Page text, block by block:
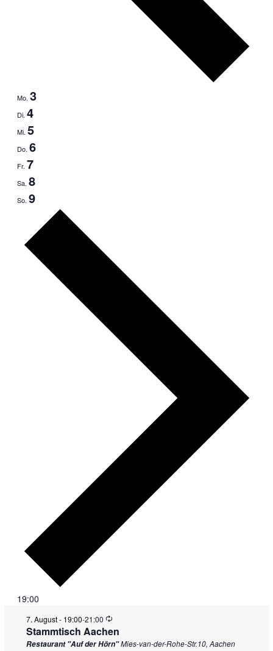
Mo. 3
Di. 4
Mi. 5
Do. 6
Fr. 7
Sa. 8
So. 9
Woche
19:00
7. August - 19:00-21:00 Wiederholung
Stammtisch Aachen
Restaurant "Auf der Hörn"Mies-van-der-Rohe-Str.10, Aachen